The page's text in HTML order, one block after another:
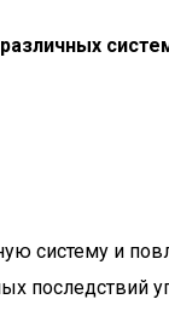
систему и
последствий